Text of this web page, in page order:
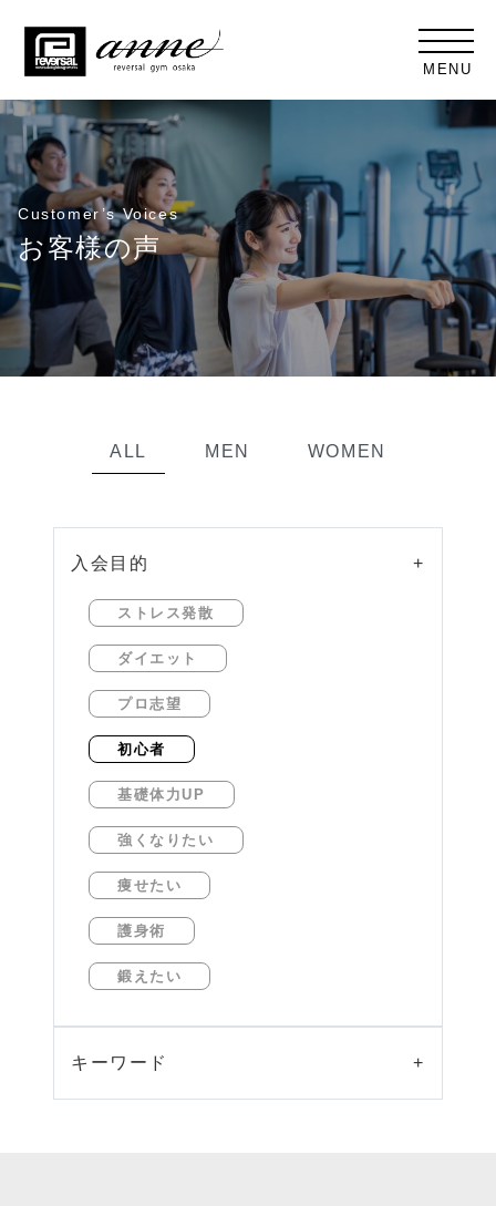
MENU
ALL MEN WOMEN
入会目的 +
ストレス発散
ダイエット
プロ志望
初心者
基礎体力UP
強くなりたい
痩せたい
護身術
鍛えたい
キーワード +
Customer’s Voices
お客様の声